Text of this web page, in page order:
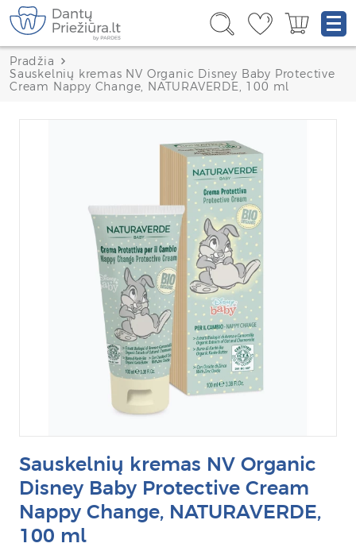
Pradžia
Sauskelnių kremas NV Organic Disney Baby Protective
Cream Nappy Change, NATURAVERDE, 100 ml
Sauskelnių kremas NV Organic
Disney Baby Protective Cream
Nappy Change, NATURAVERDE,
100 ml